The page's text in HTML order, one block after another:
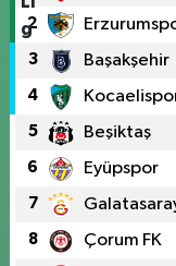
2
3 Başakşehir
4
5 Beşiktaş
6 Eyüpspor
7
8 Çorum FK